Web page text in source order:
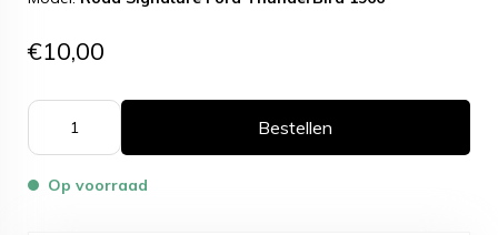
€10,00
Bestellen
Op voorraad